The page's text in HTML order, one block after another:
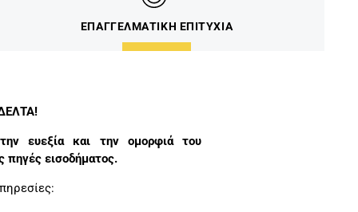
ΕΠΑΓΓΕΛΜΑΤΙΚΗ ΕΠΙΤΥΧΙΑ
ευεξία και την ομορφιά του
πηγές εισοδήματος.